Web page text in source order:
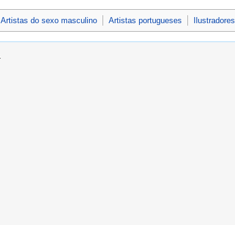
Artistas do sexo masculino Artistas portugueses Ilustradores